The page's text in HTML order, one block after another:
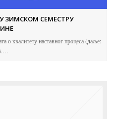
ЗИМСКОМ СЕМЕСТРУ
о квалитету наставног процеса (даље: